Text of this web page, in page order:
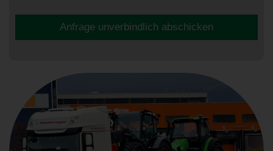
Anfrage unverbindlich abschicken